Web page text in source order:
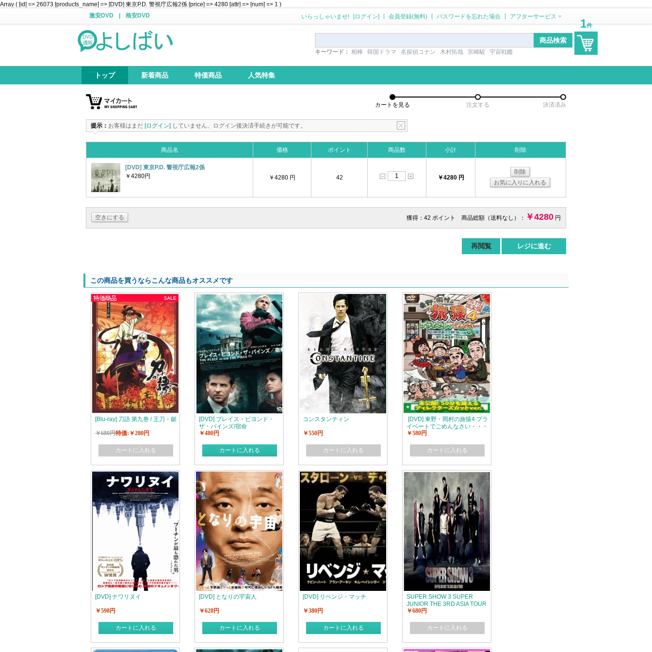
Array ( [id] => 26073 [products_name] => [DVD] 東京P.D. 警視庁広報2係 [price] => 4280 [attr] => [num] => 1 )
激安DVD
格安DVD いらっしゃいませ! [ログイン] 会員登録(無料) パスワードを忘れた場合 アフターサービス
キーワード： 相棒 韓国ドラマ 名探偵コナン 木村拓哉 宮崎駿 宇宙戦艦
トップ 新着商品 特価商品 人気特集
1件
カートを見る 注文する 決済済み
提示： お客様はまだ [ログイン] していません、ログイン後決済手続きが可能です。
商品名 価格 ポイント 商品数 小計 削除
[DVD] 東京P.D. 警視庁広報2係
￥4280円
￥4280 円 42 ￥4280 円
削除
お気に入りに入れる
空きにする 獲得：42 ポイント 商品総額（送料なし）： ￥4280 円
再閲覧 レジに進む
この商品を買うならこんな商品もオススメです
[Blu-ray] 刀語 第九巻 / 王刀・鋸
￥680円特価:￥280円
カートに入れる
[DVD] プレイス・ビヨンド・
ザ・パインズ/宿命
￥480円
カートに入れる
コンスタンティン
￥550円
カートに入れる
[DVD] 東野・岡村の旅猿4 プラ
イベートでごめんなさい・・・
岩手県・久慈 朝ドラ ロケ地巡
温泉で忘年会
￥580円
カートに入れる
[DVD] ナワリヌイ
￥598円
カートに入れる
[DVD] となりの宇宙人
￥628円
カートに入れる
[DVD] リベンジ・マッチ
￥380円
カートに入れる
SUPER SHOW 3 SUPER
JUNIOR THE 3RD ASIA TOUR
￥680円
カートに入れる